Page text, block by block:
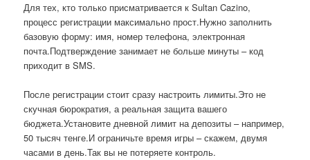
Для тех, кто только присматривается к Sultan Cazino,
процесс регистрации максимально прост.Нужно заполнить
базовую форму: имя, номер телефона, электронная
почта.Подтверждение занимает не больше минуты – код
приходит в SMS.
После регистрации стоит сразу настроить лимиты.Это не
скучная бюрократия, а реальная защита вашего
бюджета.Установите дневной лимит на депозиты – например,
50 тысяч тенге.И ограничьте время игры – скажем, двумя
часами в день.Так вы не потеряете контроль.